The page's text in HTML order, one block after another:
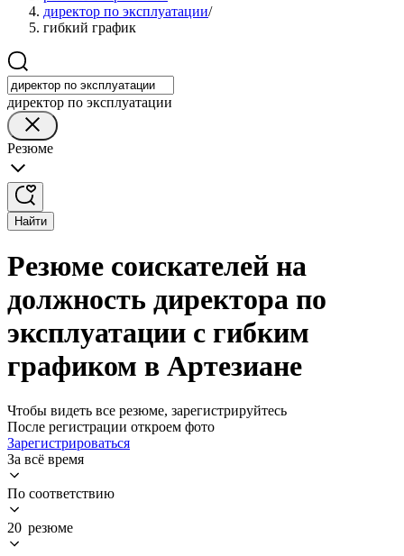
директор по эксплуатации/
гибкий график
директор по эксплуатации
Резюме
Найти
Резюме соискателей на
должность директора по
эксплуатации с гибким
графиком в Артезиане
Чтобы видеть все резюме, зарегистрируйтесь
После регистрации откроем фото
Зарегистрироваться
За всё время
По соответствию
20 резюме